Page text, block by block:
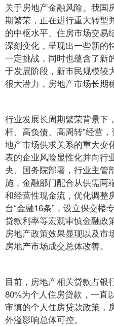
关于房地产金融风险。我国
期繁荣，正在进行重大转型
的中枢水平、住房市场交易
深刻变化，呈现出一些新的
一定挑战，同时也蕴含了新
于发展阶段，新市民规模较
很大潜力，房地产市场长期
行业发展长周期繁荣背景下
杆、高负债、高周转”经营
地产市场供求关系的重大变
表的企业风险显性化并向行
央、国务院部署，行业主管
施，金融部门配合从供需两
和经营性现金流，优化调整
台“金融16条”，设立保交楼
贷款利率等宏观审慎金融政
房地产政策效果显现以及市
房地产市场成交总体改善。
目前，房地产相关贷款占银
80%为个人住房贷款，一直
审慎的个人住房贷款政策，
外溢影响总体可控。